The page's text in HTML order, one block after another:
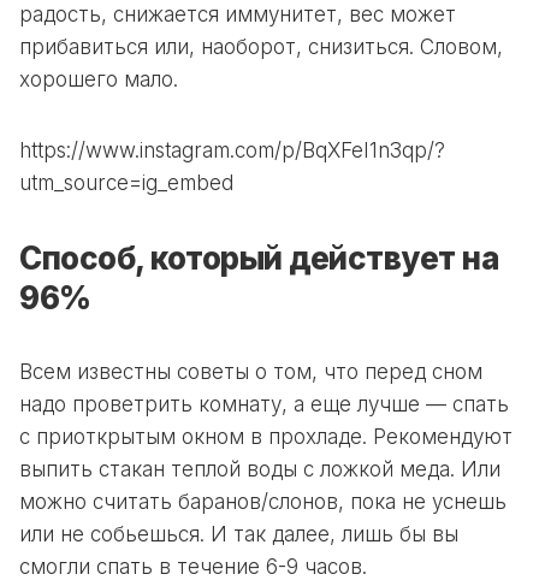
радость, снижается иммунитет, вес может
прибавиться или, наоборот, снизиться. Словом,
хорошего мало.
https://www.instagram.com/p/BqXFeI1n3qp/?
utm_source=ig_embed
Способ, который действует на
96%
Всем известны советы о том, что перед сном
надо проветрить комнату, а еще лучше — спать
с приоткрытым окном в прохладе. Рекомендуют
выпить стакан теплой воды с ложкой меда. Или
можно считать баранов/слонов, пока не уснешь
или не собьешься. И так далее, лишь бы вы
смогли спать в течение 6-9 часов.